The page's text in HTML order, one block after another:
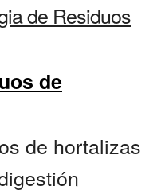
de Residuos
de
de hortalizas